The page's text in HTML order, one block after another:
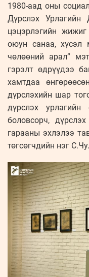
1980-аад оны
Дүрслэх Урлагийн
цэцэрлэгийн
оюун санаа, хүсэл
чөлөөний арал”
гэрэлт өдрүүдээ
хамтдаа
дүрслэхийн шар
дүрслэх урлагийн
боловсорч,
гарааны эхлэлээ
төгсөгчдийн нэг